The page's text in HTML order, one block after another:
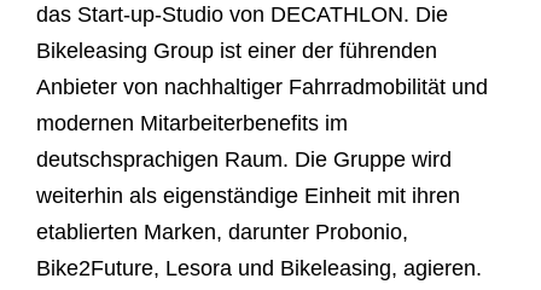
das Start-up-Studio von DECATHLON. Die
Bikeleasing Group ist einer der führenden
Anbieter von nachhaltiger Fahrradmobilität und
modernen Mitarbeiterbenefits im
deutschsprachigen Raum. Die Gruppe wird
weiterhin als eigenständige Einheit mit ihren
etablierten Marken, darunter Probonio,
Bike2Future, Lesora und Bikeleasing, agieren.